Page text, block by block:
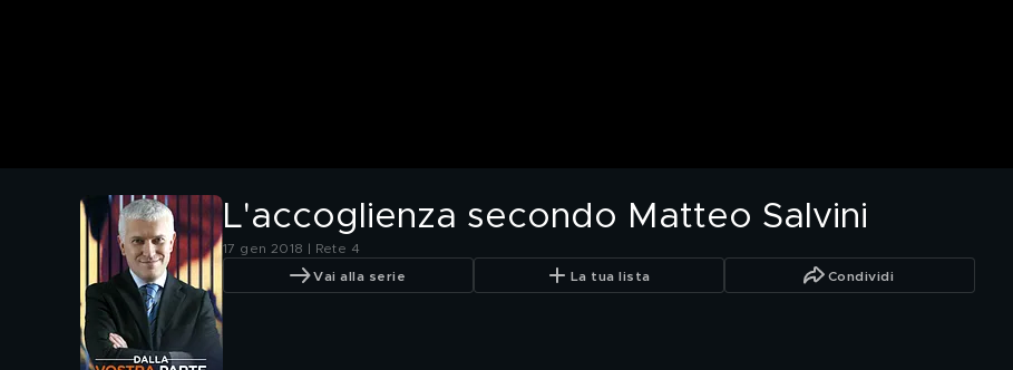
L'accoglienza secondo Matteo Salvini
17 gen 2018 | Rete 4
Vai alla serie La tua lista Condividi